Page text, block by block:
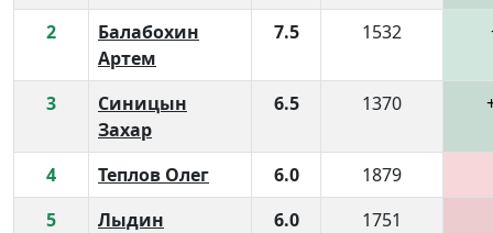
2
Балабохин
Артем
7.5 1532
3
Синицын
Захар
6.5 1370
4 Теплов Олег 6.0
1879
5
Лыдин
6.0 1751